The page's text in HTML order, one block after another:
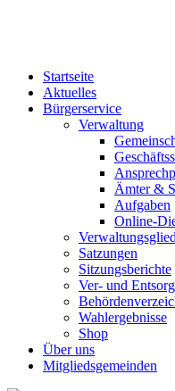
Startseite
Aktuelles
Bürgerservice
Verwaltung
Ämter &
Aufgaben
Online-
Satzungen
Sitzungsberichte
Ver- und
Wahlergebnisse
Shop
Über uns
Mitgliedsgemeinden